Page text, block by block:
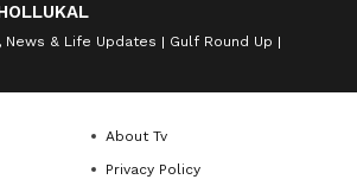
News & Life Updates
Gulf Round Up
About Tv
Privacy Policy